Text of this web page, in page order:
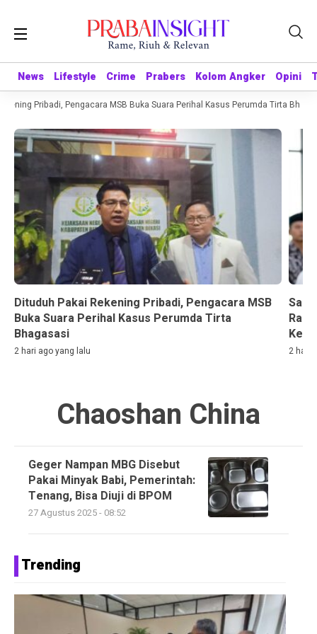
News Lifestyle Crime Prabers Kolom Angker Opini
News Lifestyle Crime Prabers Kolom Angker Opini
Pribadi, Pengacara MSB Buka Suara Perihal Kasus Perumda Tirta
Dituduh Pakai Rekening Pribadi, Pengacara MSB
Buka Suara Perihal Kasus Perumda Tirta
Bhagasasi
2 hari ago yang lalu 2 hari
Chaoshan China
Geger Nampan MBG Disebut
Pakai Minyak Babi, Pemerintah:
Tenang, Bisa Diuji di BPOM
27 Agustus 2025 - 08:52
Trending